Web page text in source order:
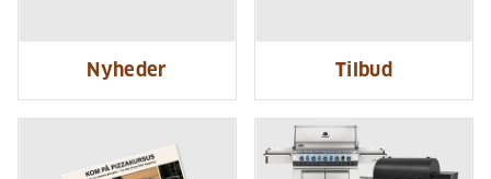
Nyheder Tilbud